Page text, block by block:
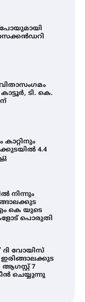
ടി. കെ.
4.4
നിന്നും
കെ യുടെ
പൊരുതി
ദി വോയിസ്
7
ചെയ്യുന്നു